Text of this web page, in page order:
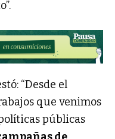
“Desde el
que venimos
públicas